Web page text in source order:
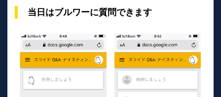
当日はブルワーに質問できます